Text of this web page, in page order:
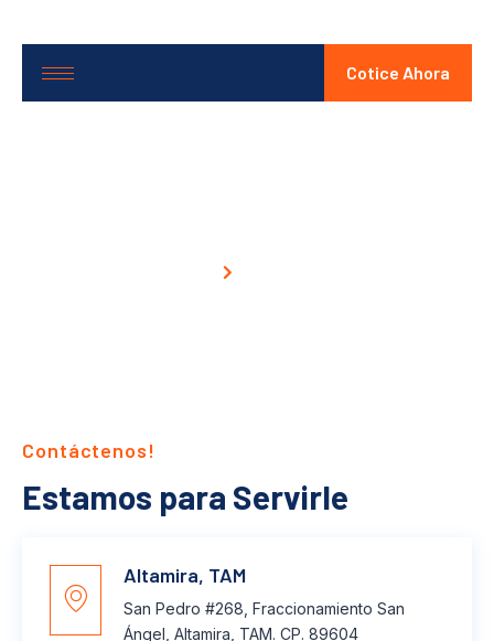
Cotice Ahora
Contáctenos!
Estamos para Servirle
Altamira, TAM
San Pedro #268, Fraccionamiento San
Ángel, Altamira, TAM. CP. 89604